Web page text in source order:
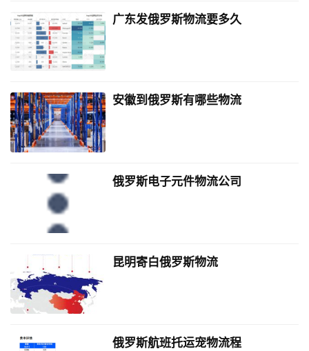
广东发俄罗斯物流要多久
安徽到俄罗斯有哪些物流
俄罗斯电子元件物流公司
昆明寄白俄罗斯物流
俄罗斯航班托运宠物流程